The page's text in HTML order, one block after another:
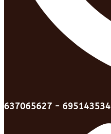
637065627 - 695143534